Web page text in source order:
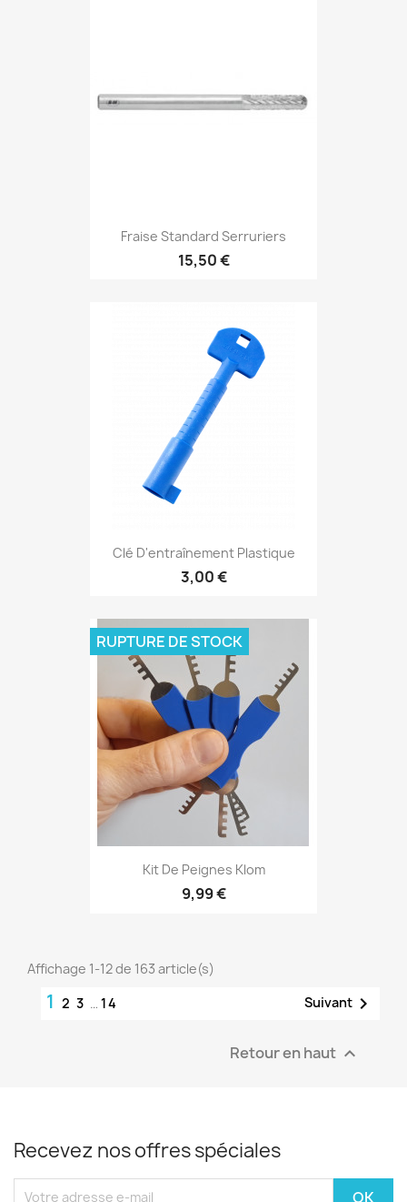
Fraise Standard Serruriers
15,50 €
Clé D'entraînement Plastique
3,00 €
Kit De Peignes Klom
9,99 €
RUPTURE DE STOCK
Affichage 1-12 de 163 article(s)
1 2 3 … 14 Suivant 
Retour en haut 
Recevez nos offres spéciales